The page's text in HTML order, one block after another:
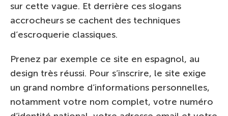
sur cette vague. Et derrière ces slogans
accrocheurs se cachent des techniques
d’escroquerie classiques.
Prenez par exemple ce site en espagnol, au
design très réussi. Pour s’inscrire, le site exige
un grand nombre d’informations personnelles,
notamment votre nom complet, votre numéro